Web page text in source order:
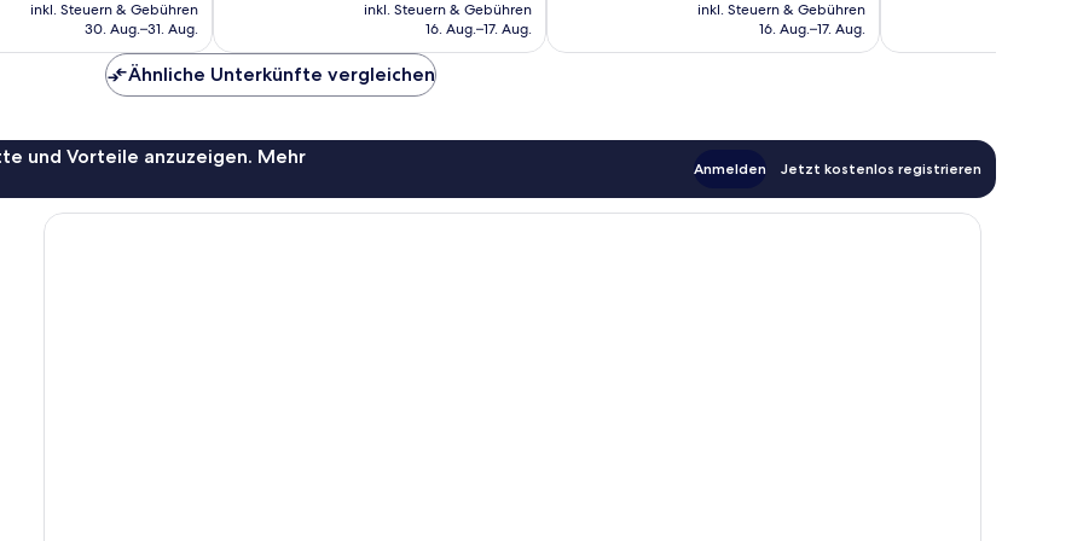
beträgt
inkl. Steuern & Gebühren
30. Aug.–31. Aug.
beträgt
inkl. Steuern & Gebühren
16. Aug.–17. Aug.
beträgt
inkl. Steuern & Gebühren
16. Aug.–17. Aug.
Ähnliche Unterkünfte vergleichen
und Vorteile anzuzeigen. Mehr
Anmelden Jetzt kostenlos registrieren